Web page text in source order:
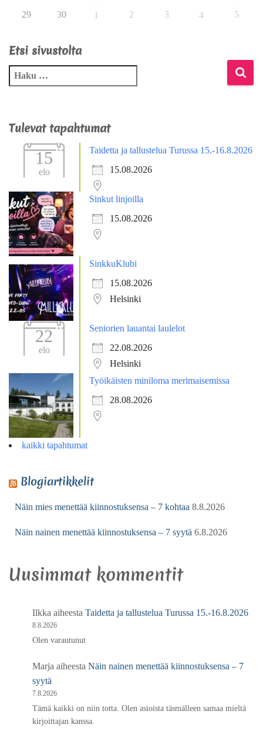
29 30 1 2 3 4 5
Etsi sivustolta
Tulevat tapahtumat
15
elo
Taidetta ja tallustelua Turussa 15.-16.8.2026
15.08.2026
Sinkut linjoilla
15.08.2026
SinkkuKlubi
15.08.2026
Helsinki
22
elo
Seniorien lauantai laulelot
22.08.2026
Helsinki
Työikäisten miniloma merimaisemissa
28.08.2026
kaikki tapahtumat
Blogiartikkelit
Näin mies menettää kiinnostuksensa – 7 kohtaa 8.8.2026
Näin nainen menettää kiinnostuksensa – 7 syytä 6.8.2026
Uusimmat kommentit
Ilkka aiheesta Taidetta ja tallustelua Turussa 15.-16.8.2026
8.8.2026
Olen varautunut
Marja aiheesta Näin nainen menettää kiinnostuksensa – 7
syytä
7.8.2026
Tämä kaikki on niin totta. Olen asioista täsmälleen samaa mieltä
kirjoittajan kanssa.